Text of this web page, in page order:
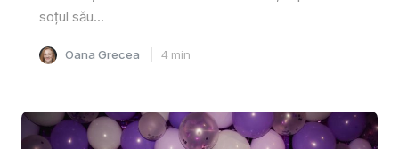
soțul său...
Oana Grecea 4 min